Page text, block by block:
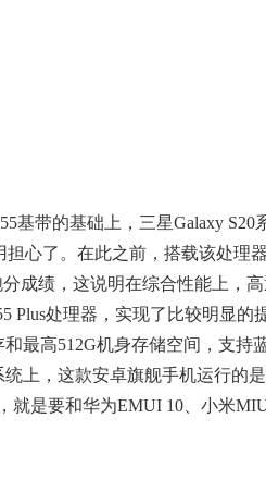
基带的基础上，三星Galaxy S20
心了。在此之前，搭载该处理
成绩，这说明在综合性能上，
Plus处理器，实现了比较明显的
最高512G机身存储空间，支持
上，这款安卓旗舰手机运行的
就是要和华为EMUI 10、小米